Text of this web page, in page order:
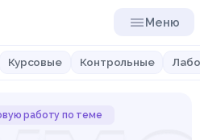
Меню
Курсовые Контрольные
работу по теме